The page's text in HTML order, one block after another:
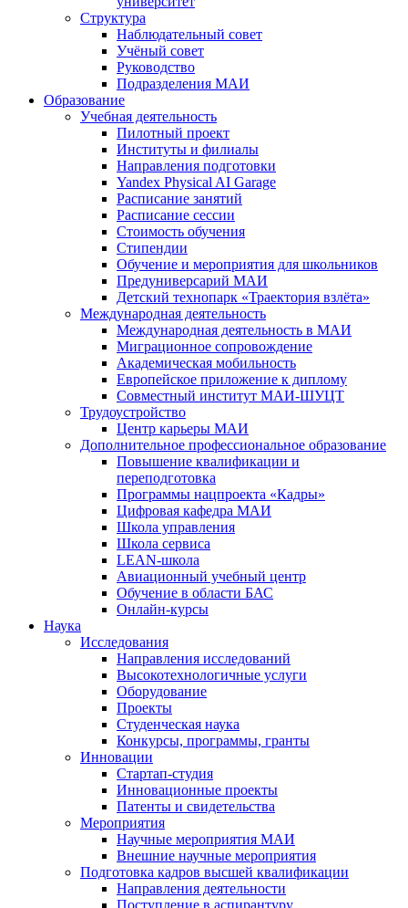
Структура
Наблюдательный совет
Учёный совет
Руководство
Подразделения МАИ
Образование
Учебная деятельность
Пилотный проект
Институты и филиалы
Направления подготовки
Yandex Physical AI Garage
Расписание занятий
Расписание сессии
Стоимость обучения
Стипендии
Обучение и мероприятия для школьников
Предуниверсарий МАИ
Детский технопарк «Траектория взлёта»
Международная деятельность
Международная деятельность в МАИ
Миграционное сопровождение
Академическая мобильность
Европейское приложение к диплому
Совместный институт МАИ-ШУЦТ
Трудоустройство
Центр карьеры МАИ
Дополнительное профессиональное образование
Повышение квалификации и
переподготовка
Программы нацпроекта «Кадры»
Цифровая кафедра МАИ
Школа управления
Школа сервиса
LEAN-школа
Авиационный учебный центр
Обучение в области БАС
Онлайн-курсы
Наука
Исследования
Направления исследований
Высокотехнологичные услуги
Оборудование
Проекты
Студенческая наука
Конкурсы, программы, гранты
Инновации
Стартап-студия
Инновационные проекты
Патенты и свидетельства
Мероприятия
Научные мероприятия МАИ
Внешние научные мероприятия
Подготовка кадров высшей квалификации
Направления деятельности